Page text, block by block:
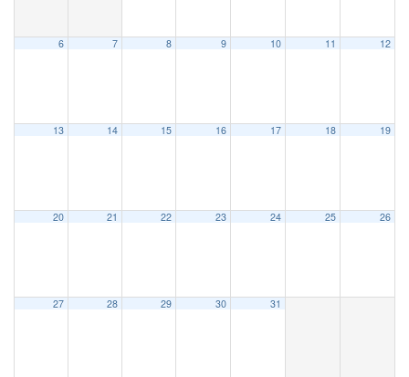
6 7 8 9 10 11 12
13 14 15 16 17 18 19
20 21 22 23 24 25 26
27 28 29 30 31